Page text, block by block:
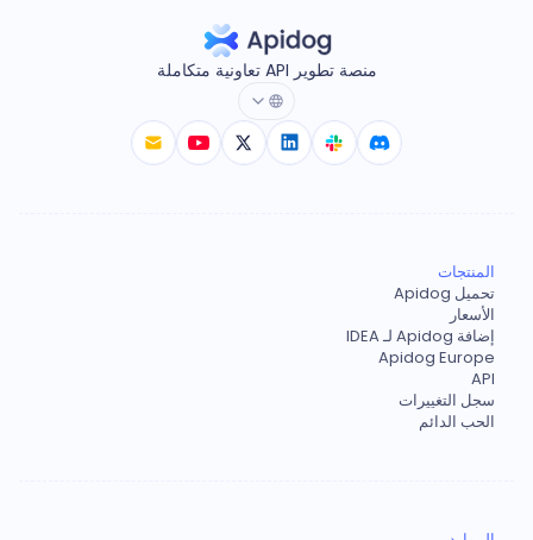
منصة تطوير API تعاونية متكاملة
المنتجات
تحميل Apidog
الأسعار
إضافة Apidog لـ IDEA
Apidog Europe
API
سجل التغييرات
الحب الدائم